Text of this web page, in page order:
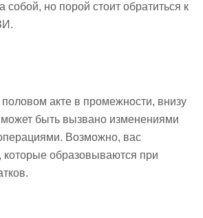
собой, но порой стоит обратиться к
акте в промежности, внизу
быть вызвано изменениями
Возможно, вас
которые образовываются при